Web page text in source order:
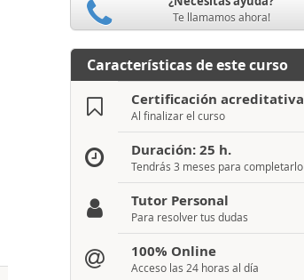
Te llamamos ahora!
Características de este curso
Certificación acreditativa
Al finalizar el curso
Duración: 25 h.
Tendrás 3 meses para completarlo
Tutor Personal
Para resolver tus dudas
100% Online
Acceso las 24 horas al día